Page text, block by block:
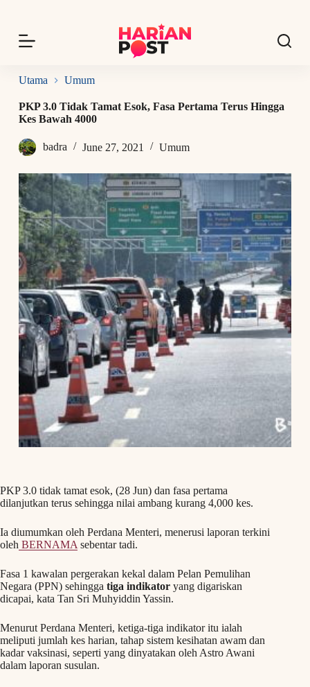
p
o
o
n
n
Utama Umum
PKP 3.0 Tidak Tamat Esok, Fasa Pertama Terus Hingga
Kes Bawah 4000
badra June 27, 2021 Umum
PKP 3.0 tidak tamat esok, (28 Jun) dan fasa pertama
dilanjutkan terus sehingga nilai ambang kurang 4,000 kes.
Ia diumumkan oleh Perdana Menteri, menerusi laporan terkini
oleh BERNAMA sebentar tadi.
Fasa 1 kawalan pergerakan kekal dalam Pelan Pemulihan
Negara (PPN) sehingga tiga indikator yang digariskan
dicapai, kata Tan Sri Muhyiddin Yassin.
Menurut Perdana Menteri, ketiga-tiga indikator itu ialah
meliputi jumlah kes harian, tahap sistem kesihatan awam dan
kadar vaksinasi, seperti yang dinyatakan oleh Astro Awani
dalam laporan susulan.